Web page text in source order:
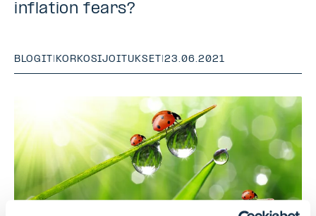
inflation fears?
BLOGIT | KORKOSIJOITUKSET |23.06.2021